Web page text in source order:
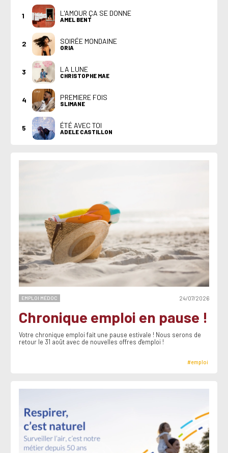
1 L'AMOUR ÇA SE DONNE
AMEL BENT
2 SOIRÉE MONDAINE
ORIA
3 LA LUNE
CHRISTOPHE MAE
4 PREMIERE FOIS
SLIMANE
5 ÉTÉ AVEC TOI
ADELE CASTILLON
EMPLOI MÉDOC 24/07/2026
Chronique emploi en pause !
Votre chronique emploi fait une pause estivale ! Nous serons de
retour le 31 août avec de nouvelles offres d'emploi !
#emploi